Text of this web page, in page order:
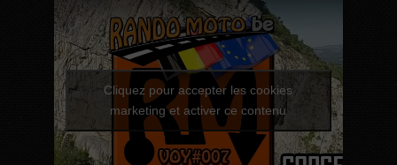
Cliquez pour accepter les cookies
marketing et activer ce contenu